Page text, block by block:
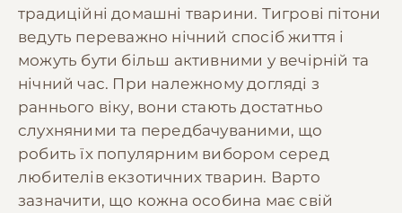
традиційні домашні тварини. Тигрові пітони
ведуть переважно нічний спосіб життя і
можуть бути більш активними у вечірній та
нічний час. При належному догляді з
раннього віку, вони стають достатньо
слухняними та передбачуваними, що
робить їх популярним вибором серед
любителів екзотичних тварин. Варто
зазначити, що кожна особина має свій